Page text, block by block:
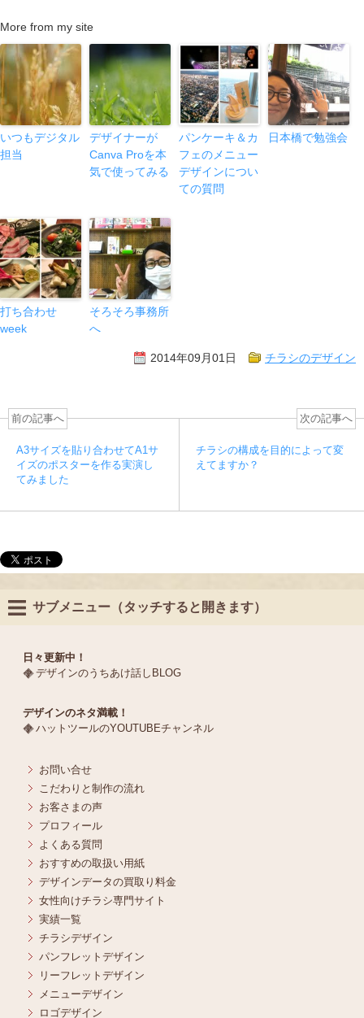
More from my site
いつもデジタル
担当
デザイナーが
Canva Proを本
気で使ってみる
パンケーキ＆カ
フェのメニュー
デザインについ
ての質問
日本橋で勉強会
打ち合わせ
week
そろそろ事務所
へ
2014年09月01日 チラシのデザイン
前の記事へ
A3サイズを貼り合わせてA1サ
イズのポスターを作る実演し
てみました
次の記事へ
チラシの構成を目的によって変
えてますか？
サブメニュー（タッチすると開きます）
日々更新中！
デザインのうちあけ話しBLOG
デザインのネタ満載！
ハットツールのYOUTUBEチャンネル
お問い合せ
こだわりと制作の流れ
お客さまの声
プロフィール
よくある質問
おすすめの取扱い用紙
デザインデータの買取り料金
女性向けチラシ専門サイト
実績一覧
チラシデザイン
パンフレットデザイン
リーフレットデザイン
メニューデザイン
ロゴデザイン